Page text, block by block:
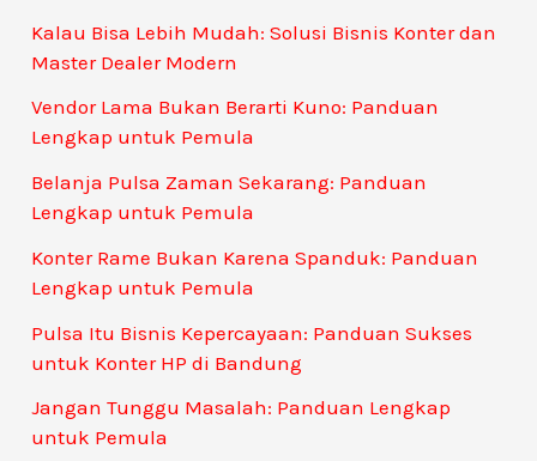
Kalau Bisa Lebih Mudah: Solusi Bisnis Konter dan
Master Dealer Modern
Vendor Lama Bukan Berarti Kuno: Panduan
Lengkap untuk Pemula
Belanja Pulsa Zaman Sekarang: Panduan
Lengkap untuk Pemula
Konter Rame Bukan Karena Spanduk: Panduan
Lengkap untuk Pemula
Pulsa Itu Bisnis Kepercayaan: Panduan Sukses
untuk Konter HP di Bandung
Jangan Tunggu Masalah: Panduan Lengkap
untuk Pemula